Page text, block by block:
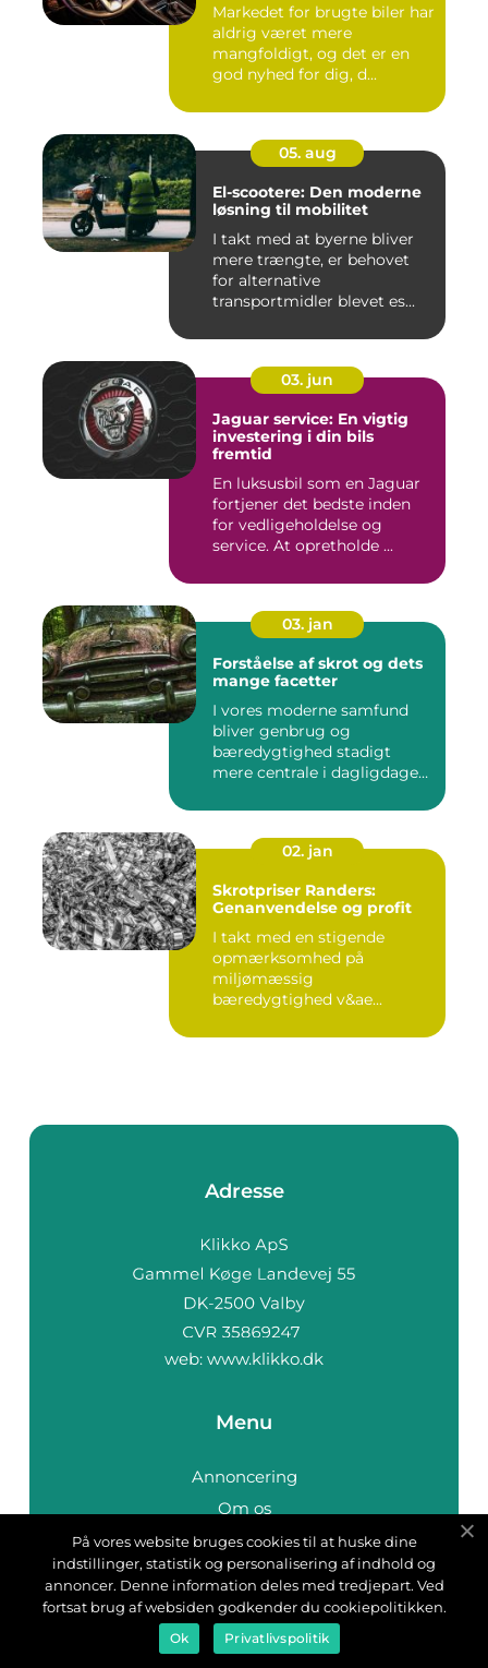
Markedet for brugte biler har
aldrig været mere
mangfoldigt, og det er en
god nyhed for dig, d...
05. aug
El-scootere: Den moderne
løsning til mobilitet
I takt med at byerne bliver
mere trængte, er behovet
for alternative
transportmidler blevet es...
03. jun
Jaguar service: En vigtig
investering i din bils
fremtid
En luksusbil som en Jaguar
fortjener det bedste inden
for vedligeholdelse og
service. At opretholde ...
03. jan
Forståelse af skrot og dets
mange facetter
I vores moderne samfund
bliver genbrug og
bæredygtighed stadigt
mere centrale i dagligdagen.
02. jan
Skrotpriser Randers:
Genanvendelse og profit
I takt med en stigende
opmærksomhed på
miljømæssig
bæredygtighed v&ae...
Adresse
web: www.klikko.dk
Menu
Annoncering
Om os
Cookies
Kontakt os
Sitemap
På vores website bruges cookies til at huske dine
indstillinger, statistik og personalisering af indhold og
annoncer. Denne information deles med tredjepart. Ved
fortsat brug af websiden godkender du cookiepolitikken.
Ok Privatlivspolitik